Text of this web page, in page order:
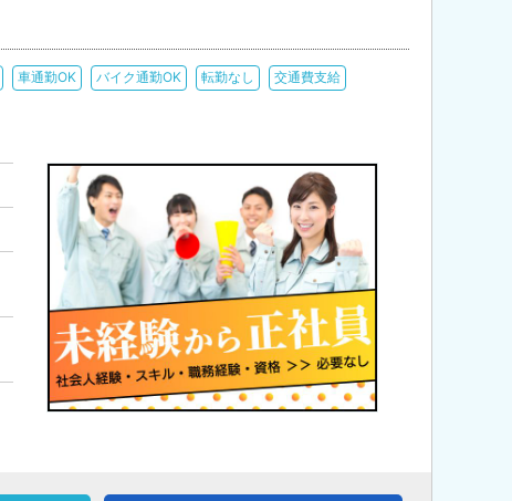
車通勤OK バイク通勤OK 転勤なし 交通費支給